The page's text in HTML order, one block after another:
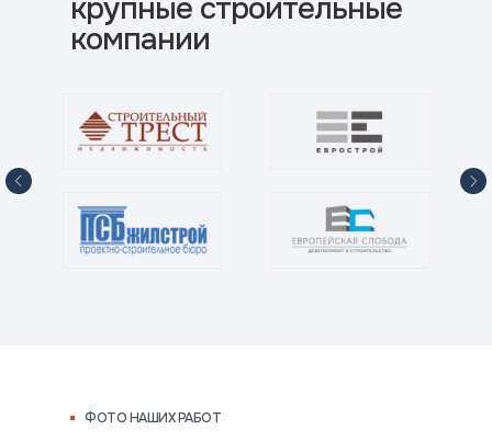
крупные строительные
компании
ФОТО НАШИХ РАБОТ